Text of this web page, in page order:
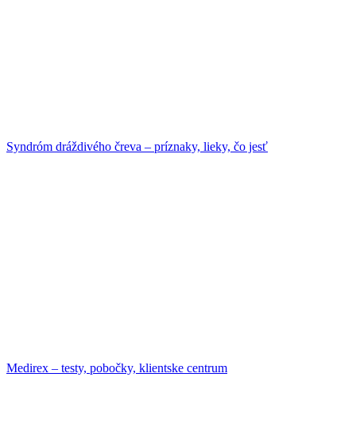
Syndróm dráždivého čreva – príznaky, lieky, čo jesť
Medirex – testy, pobočky, klientske centrum